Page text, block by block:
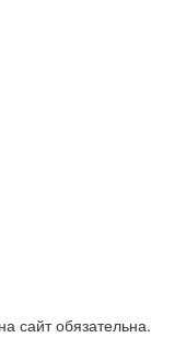
сайт обязательна.